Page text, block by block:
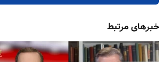
خبرهای مرتبط